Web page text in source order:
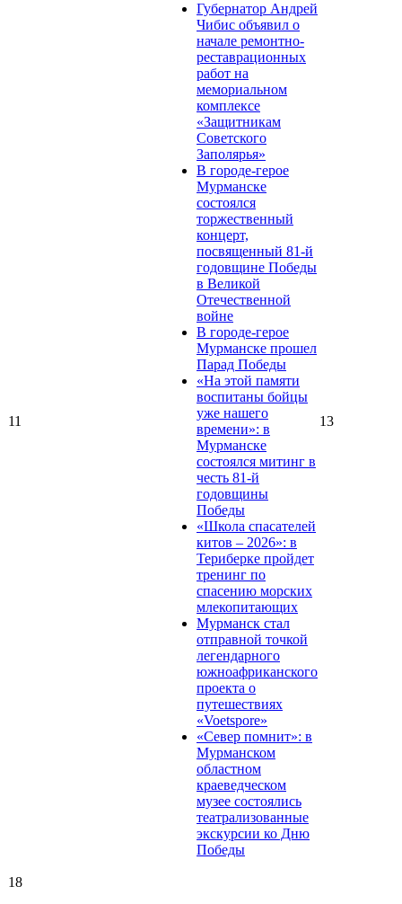
11
Губернатор Андрей
Чибис объявил о
начале ремонтно-
реставрационных
работ на
мемориальном
комплексе
«Защитникам
Советского
Заполярья»
В городе-герое
Мурманске
состоялся
торжественный
концерт,
посвященный 81-й
годовщине Победы
в Великой
Отечественной
войне
В городе-герое
Мурманске прошел
Парад Победы
«На этой памяти
воспитаны бойцы
уже нашего
времени»: в
Мурманске
состоялся митинг в
честь 81-й
годовщины
Победы
«Школа спасателей
китов – 2026»: в
Териберке пройдет
тренинг по
спасению морских
млекопитающих
Мурманск стал
отправной точкой
легендарного
южноафриканского
проекта о
путешествиях
«Voetspore»
«Север помнит»: в
Мурманском
областном
краеведческом
музее состоялись
театрализованные
экскурсии ко Дню
Победы
13
18